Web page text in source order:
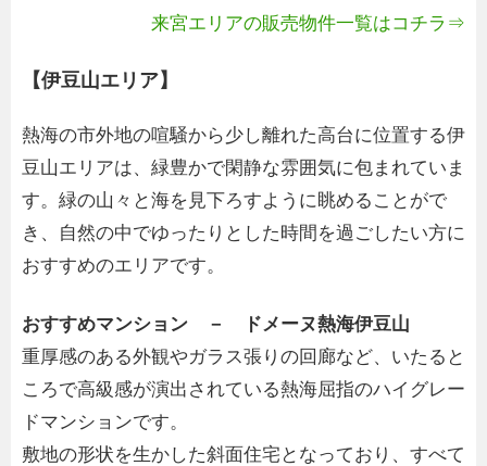
来宮エリアの販売物件一覧はコチラ⇒
【伊豆山エリア】
熱海の市外地の喧騒から少し離れた高台に位置する伊
豆山エリアは、緑豊かで閑静な雰囲気に包まれていま
す。緑の山々と海を見下ろすように眺めることがで
き、自然の中でゆったりとした時間を過ごしたい方に
おすすめのエリアです。
おすすめマンション － ドメーヌ熱海伊豆山
重厚感のある外観やガラス張りの回廊など、いたると
ころで高級感が演出されている熱海屈指のハイグレー
ドマンションです。
敷地の形状を生かした斜面住宅となっており、すべて